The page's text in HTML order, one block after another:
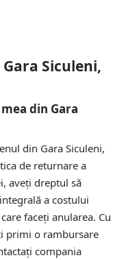
Siculeni,
din Gara
din Gara Siculeni,
de returnare a
aveți dreptul să
a costului
faceți anularea. Cu
primi o rambursare
compania